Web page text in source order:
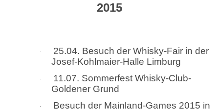
2015
·
25.04. Besuch der Whisky-Fair in der
Josef-Kohlmaier-Halle Limburg
·
11.07. Sommerfest Whisky-Club-
Goldener Grund
·
Besuch der Mainland-Games 2015 in